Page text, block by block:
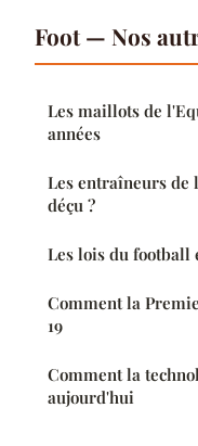
Foot — Nos
Les maillots de
années
Les entraîneurs
déçu ?
Les lois du football
Comment la
19
Comment la
aujourd'hui